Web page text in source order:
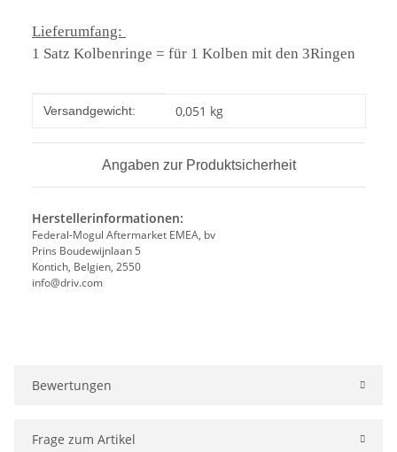
Lieferumfang:
1 Satz Kolbenringe = für 1 Kolben mit den 3Ringen
Produkteigenschaft
Wert
Versandgewicht: 0,051 kg
Angaben zur Produktsicherheit
Herstellerinformationen:
Federal-Mogul Aftermarket EMEA, bv
Prins Boudewijnlaan 5
Kontich, Belgien, 2550
info@driv.com
Bewertungen
Frage zum Artikel